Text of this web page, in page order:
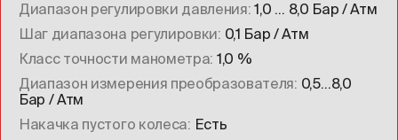
Диапазон регулировки давления 1,0 … 8,0 Бар / Атм
Шаг диапазона регулировки 0,1 Бар / Атм
Класс точности манометра 1,0 %
Диапазон измерения преобразователя 0,5…8,0
Бар / Атм
Накачка пустого колеса
Есть